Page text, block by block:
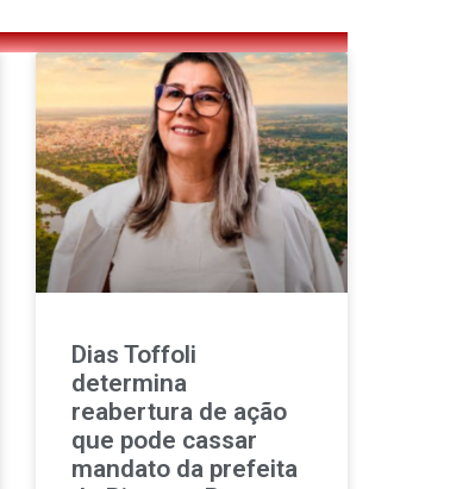
Dias Toffoli
determina
reabertura de ação
que pode cassar
mandato da prefeita